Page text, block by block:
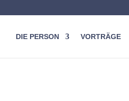
DIE PERSON VORTRÄGE